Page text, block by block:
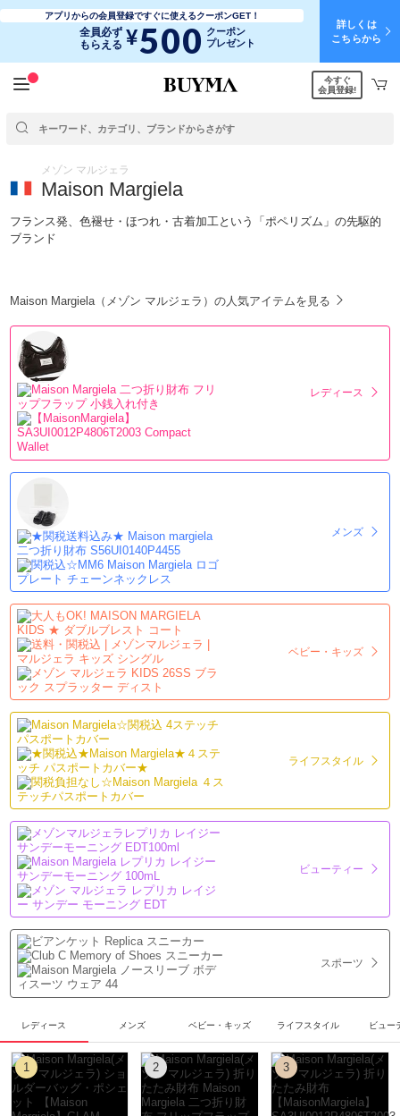
アプリからの会員登録ですぐに使えるクーポンGET！
全員必ず
もらえる ¥500 クーポン
プレゼント
詳しくは
こちらから
今すぐ
会員登録!
メゾン マルジェラ
Maison Margiela
フランス発、色褪せ・ほつれ・古着加工という「ポペリズム」の先駆的
ブランド
Maison Margiela（メゾン マルジェラ）の人気アイテムを見る
レディース
メンズ
ベビー・キッズ
ライフスタイル
ビューティー
スポーツ
レディース メンズ ベビー・キッズ ライフスタイル ビュー
1 2 3